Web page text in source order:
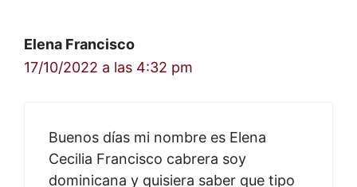
Elena Francisco
17/10/2022 a las 4:32 pm
Buenos días mi nombre es Elena
Cecilia Francisco cabrera soy
dominicana y quisiera saber que tipo